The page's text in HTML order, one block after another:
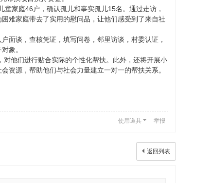
家庭46户，确认孤儿和事实孤儿15名。通过走访，
难家庭带去了实用的慰问品，让他们感受到了来自社
面谈，查核凭证，填写问卷，邻里访谈，村委认证，
象。
他们进行贴合实际的个性化帮扶。此外，还将开展小
资源，帮助他们与社会力量建立一对一的帮扶关系。
使用道具 举报
返回列表